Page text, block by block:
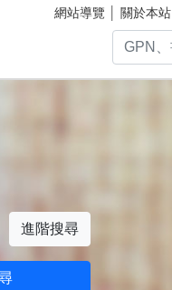
網站導覽 關於本站
進階搜尋